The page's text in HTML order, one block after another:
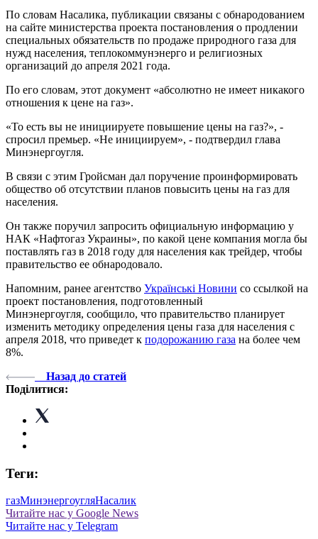
По словам Насалика, публикации связаны с обнародованием
на сайте министерства проекта постановления о продлении
специальных обязательств по продаже природного газа для
нужд населения, теплокоммунэнерго и религиозных
организаций до апреля 2021 года.
По его словам, этот документ «абсолютно не имеет никакого
отношения к цене на газ».
«То есть вы не инициируете повышение цены на газ?», -
спросил премьер. «Не инициируем», - подтвердил глава
Минэнергоугля.
В связи с этим Гройсман дал поручение проинформировать
общество об отсутствии планов повысить цены на газ для
населения.
Он также поручил запросить официальную информацию у
НАК «Нафтогаз Украины», по какой цене компания могла бы
поставлять газ в 2018 году для населения как трейдер, чтобы
правительство ее обнародовало.
Напомним, ранее агентство Українські Новини со ссылкой на
проект постановления, подготовленный
Минэнергоугля, сообщило, что правительство планирует
изменить методику определения цены газа для населения с
апреля 2018, что приведет к подорожанию газа на более чем
8%.
Назад до статей
Поділитися:
Теги:
газМинэнергоугляНасалик
Читайте нас у Google News
Читайте нас у Telegram